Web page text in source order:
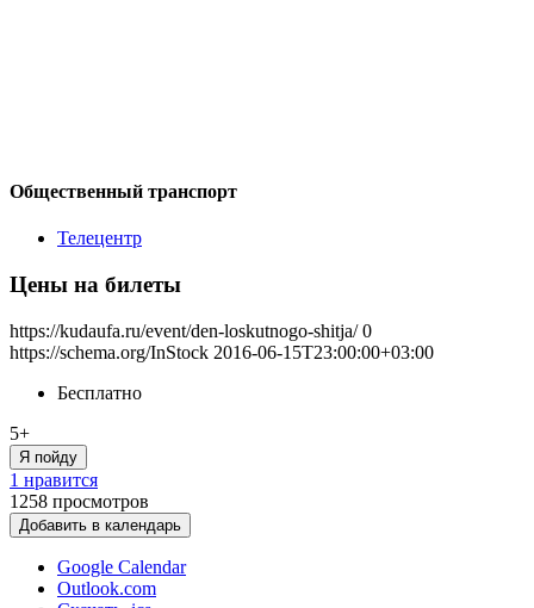
Общественный транспорт
Телецентр
Цены на билеты
https://kudaufa.ru/event/den-loskutnogo-shitja/ 0
https://schema.org/InStock 2016-06-15T23:00:00+03:00
Бесплатно
5+
Я пойду
1 нравится
1258 просмотров
Добавить в календарь
Google Calendar
Outlook.com